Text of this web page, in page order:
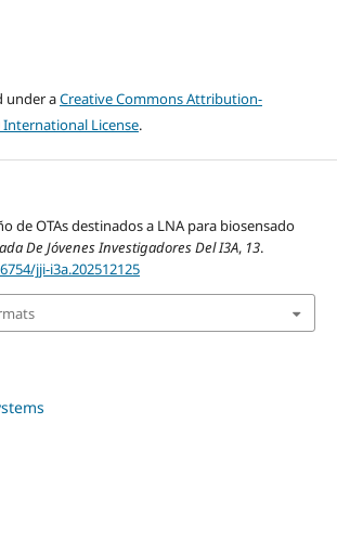
under aCreative Commons Attribution-
License.
de OTAs destinados a LNA para biosensado
De Jóvenes Investigadores Del I3A, 13.
jji-i3a.202512125